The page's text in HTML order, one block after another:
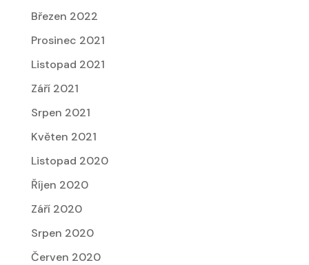
Březen 2022
Prosinec 2021
Listopad 2021
Září 2021
Srpen 2021
Květen 2021
Listopad 2020
Říjen 2020
Září 2020
Srpen 2020
Červen 2020